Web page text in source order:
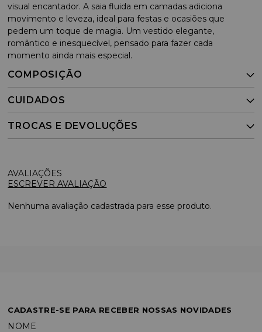
visual encantador. A saia fluida em camadas adiciona
movimento e leveza, ideal para festas e ocasiões que
pedem um toque de magia. Um vestido elegante,
romântico e inesquecível, pensado para fazer cada
momento ainda mais especial.
COMPOSIÇÃO
CUIDADOS
TROCAS E DEVOLUÇÕES
ESCREVER AVALIAÇÃO
Nenhuma avaliação cadastrada para esse produto.
CADASTRE-SE PARA RECEBER NOSSAS NOVIDADES
NOME